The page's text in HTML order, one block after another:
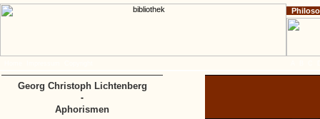
Georg Christoph Lichtenberg
-
Aphorismen